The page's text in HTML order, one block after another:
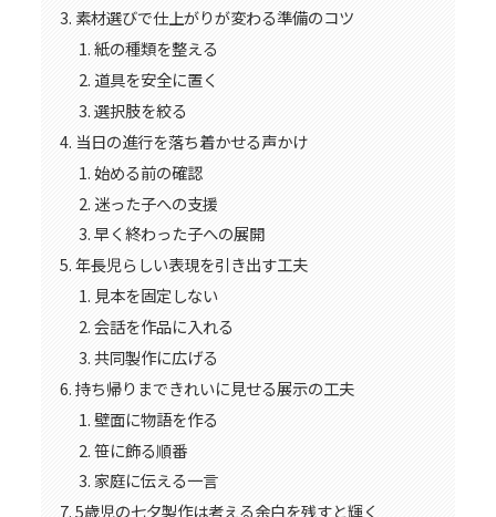
素材選びで仕上がりが変わる準備のコツ
紙の種類を整える
道具を安全に置く
選択肢を絞る
当日の進行を落ち着かせる声かけ
始める前の確認
迷った子への支援
早く終わった子への展開
年長児らしい表現を引き出す工夫
見本を固定しない
会話を作品に入れる
共同製作に広げる
持ち帰りまできれいに見せる展示の工夫
壁面に物語を作る
笹に飾る順番
家庭に伝える一言
5歳児の七夕製作は考える余白を残すと輝く